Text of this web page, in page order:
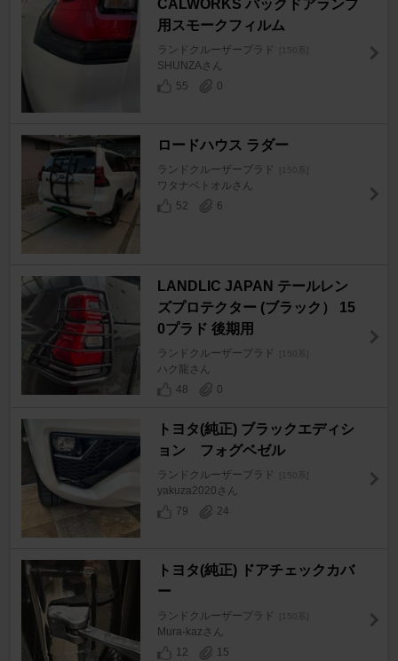
CALWORKS バックドアランプ
用スモークフィルム
ランドクルーザープラド [150系]
SHUNZAさん
55
0
ロードハウス ラダー
ランドクルーザープラド [150系]
ワタナベトオルさん
52
6
LANDLIC JAPAN テールレン
ズプロテクター (ブラック） 15
0プラド 後期用
ランドクルーザープラド [150系]
ハク龍さん
48
0
トヨタ(純正) ブラックエディシ
ョン フォグベゼル
ランドクルーザープラド
yakuza2020さん
79
24
トヨタ(純正) ドアチェックカバ
ー
ランドクルーザープラド
Mura-kazさん
12
15